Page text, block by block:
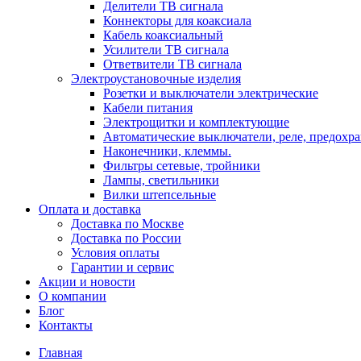
Делители ТВ сигнала
Коннекторы для коаксиала
Кабель коаксиальный
Усилители ТВ сигнала
Ответвители ТВ сигнала
Электроустановочные изделия
Розетки и выключатели электрические
Кабели питания
Электрощитки и комплектующие
Автоматические выключатели, реле,
Наконечники, клеммы.
Фильтры сетевые, тройники
Лампы, светильники
Вилки штепсельные
Оплата и доставка
Доставка по Москве
Доставка по России
Условия оплаты
Гарантии и сервис
Акции и новости
О компании
Блог
Контакты
Главная